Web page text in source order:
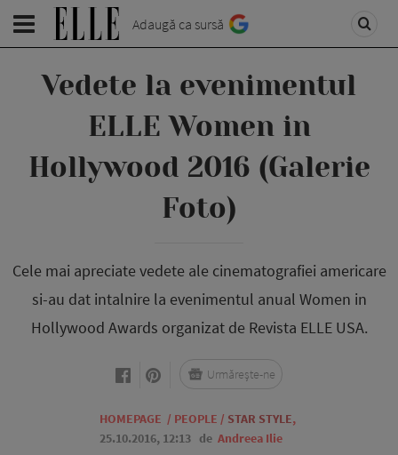
Adaugă ca sursă
Vedete la evenimentul
ELLE Women in
Hollywood 2016 (Galerie
Foto)
Cele mai apreciate vedete ale cinematografiei americare
si-au dat intalnire la evenimentul anual Women in
Hollywood Awards organizat de Revista ELLE USA.
HOMEPAGE / PEOPLE / STAR STYLE,
25.10.2016, 12:13 de Andreea Ilie
Urmărește-ne